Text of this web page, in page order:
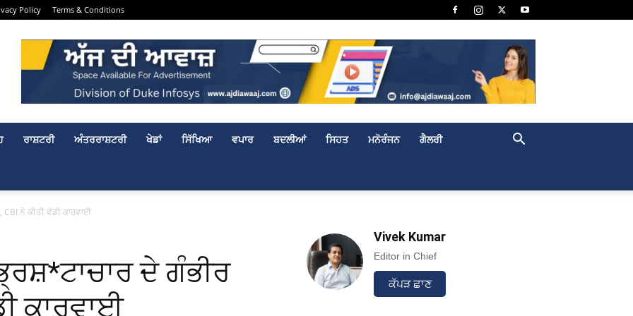
Policy Terms & Conditions
ਰਾਸ਼ਟਰੀ ਅੰਤਰਰਾਸ਼ਟਰੀ ਖੇਡਾਂ ਸਿੱਖਿਆ ਵਪਾਰ ਬਦਲੀਆਂ ਸਿਹਤ ਮਨੋਰੰਜਨ ਗੈਲਰੀ
CBI ਨੇ ਕੀਤੀ ਵੱਡੀ ਕਾਰਵਾਈ
ਦੇ ਗੰਭੀਰ
ਕਾਰਵਾਈ
Vivek Kumar
Editor in Chief
ਕੱਪੜ ਛਾਣ